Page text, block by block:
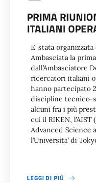
PRIMA
ITALIANI
E’ stata
Ambasciata la
dall’Ambasciatore
ricercatori italiani
hanno partecipato
discipline tecnico-
alcuni fra i più
cui il RIKEN,
Advanced Science
l’Universita’ di
LEGGI DI PIÙ